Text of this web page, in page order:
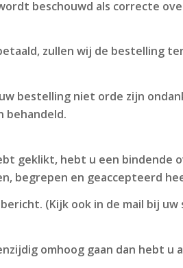
beschouwd als correcte
zullen wij de bestelling
bestelling niet orde zijn
behandeld.
geklikt, hebt u een
begrepen en geaccepteerd
(Kijk ook in de mail bij
omhoog gaan dan hebt